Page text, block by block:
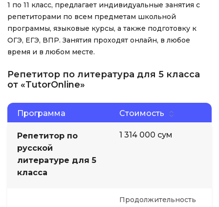
1 по 11 класс, предлагает индивидуальные занятия с
репетиторами по всем предметам школьной
программы, языковые курсы, а также подготовку к
ОГЭ, ЕГЭ, ВПР. Занятия проходят онлайн, в любое
время и в любом месте.
Репетитор по литература для 5 класса
от «TutorOnline»
Программа Стоимость
Репетитор по
русской
литературе для 5
класса
1 314 000 сум
Продолжительность